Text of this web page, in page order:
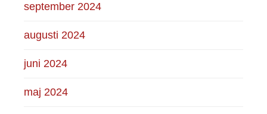
september 2024
augusti 2024
juni 2024
maj 2024